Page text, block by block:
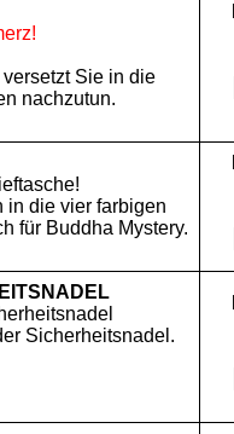
Sie in die
nachzutun.
in die vier farbigen
für Buddha Mystery.
Sicherheitsnadel.